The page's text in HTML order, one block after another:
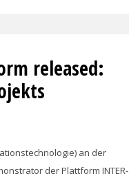
released:
an der
der Plattform INTER-